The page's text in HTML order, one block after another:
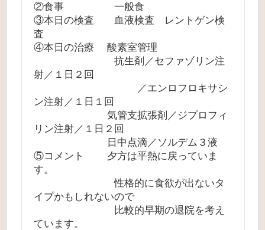
②食事 一般食
③本日の検査 血液検査 レントゲン検
査
④本日の治療 酸素室管理
抗生剤／セファゾリン注
射／１日２回
／エンロフロキサシ
ン注射／１日１回
気管支拡張剤／ジプロフィ
リン注射／１日２回
日中点滴／ソルデム３液
⑤コメント 夕方は平熱に戻っていま
す。
性格的に食欲が出ないタ
イプかもしれないので
比較的早期の退院を考え
ています。